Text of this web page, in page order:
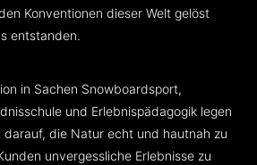
Konventionen dieser Welt gelöst
entstanden.
in Sachen Snowboardsport,
und Erlebnispädagogik legen
die Natur echt und hautnah zu
unvergessliche Erlebnisse zu